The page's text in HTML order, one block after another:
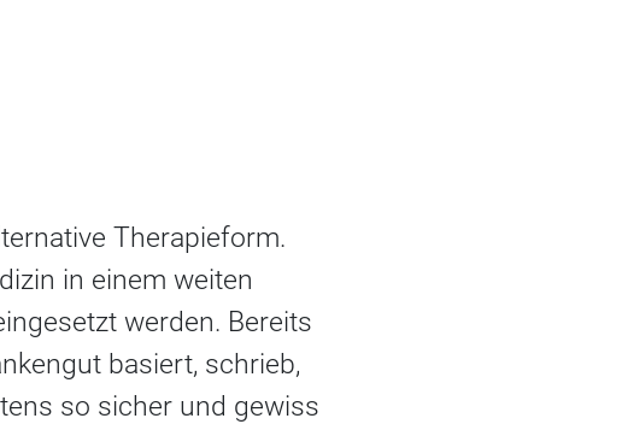
Therapieform.
in einem weiten
werden. Bereits
basiert, schrieb,
so sicher und gewiss